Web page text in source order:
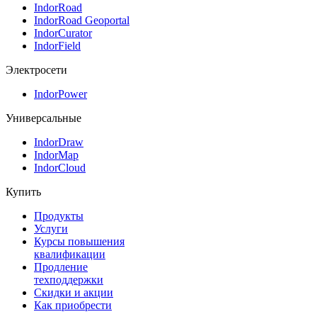
IndorRoad
IndorRoad Geoportal
IndorCurator
IndorField
Электросети
IndorPower
Универсальные
IndorDraw
IndorMap
IndorCloud
Купить
Продукты
Услуги
Курсы повышения
квалификации
Продление
техподдержки
Скидки и акции
Как приобрести